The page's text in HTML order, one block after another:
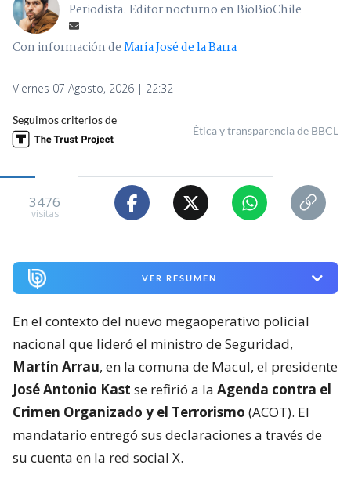
Periodista. Editor nocturno en BioBioChile
Con información deMaría José de la Barra
Viernes 07 Agosto, 2026 | 22:32
Seguimos criterios de
Ética y transparencia de BBCL
3476
visitas
VER RESUMEN
En el contexto del nuevo megaoperativo policial
nacional que lideró el ministro de Seguridad,
Martín Arrau, en la comuna de Macul, el presidente
José Antonio Kast se refirió a la Agenda contra el
Crimen Organizado y el Terrorismo (ACOT). El
mandatario entregó sus declaraciones a través de
su cuenta en la red social X.